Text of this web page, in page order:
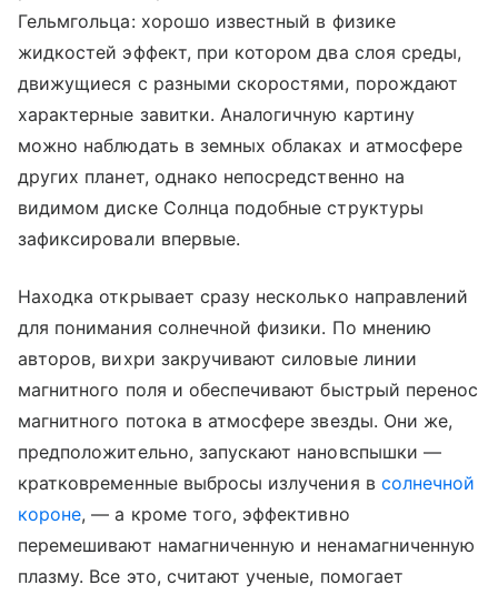
Гельмгольца: хорошо известный в физике
жидкостей эффект, при котором два слоя среды,
движущиеся с разными скоростями, порождают
характерные завитки. Аналогичную картину
можно наблюдать в земных облаках и атмосфере
других планет, однако непосредственно на
видимом диске Солнца подобные структуры
зафиксировали впервые.
Находка открывает сразу несколько направлений
для понимания солнечной физики. По мнению
авторов, вихри закручивают силовые линии
магнитного поля и обеспечивают быстрый перенос
магнитного потока в атмосфере звезды. Они же,
предположительно, запускают нановспышки —
кратковременные выбросы излучения в солнечной
короне, — а кроме того, эффективно
перемешивают намагниченную и ненамагниченную
плазму. Все это, считают ученые, помогает